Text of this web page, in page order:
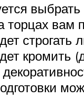
торцах вам
строгать
кромить